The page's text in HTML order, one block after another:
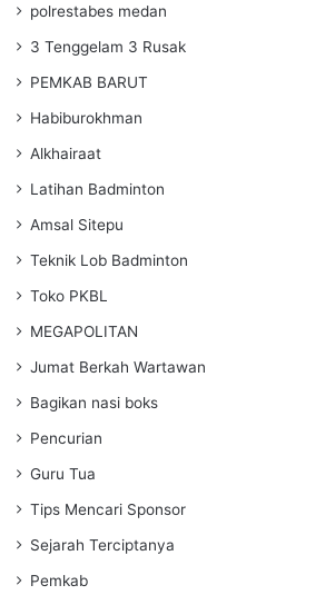
polrestabes medan
3 Tenggelam 3 Rusak
PEMKAB BARUT
Habiburokhman
Alkhairaat
Latihan Badminton
Amsal Sitepu
Teknik Lob Badminton
Toko PKBL
MEGAPOLITAN
Jumat Berkah Wartawan
Bagikan nasi boks
Pencurian
Guru Tua
Tips Mencari Sponsor
Sejarah Terciptanya
Pemkab